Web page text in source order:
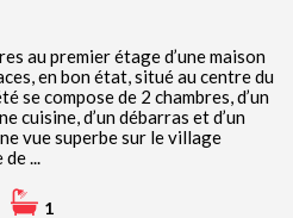
au premier étage d’une maison
en bon état, situé au centre du
se compose de 2 chambres, d’un
cuisine, d’un débarras et d’un
vue superbe sur le village
...
1